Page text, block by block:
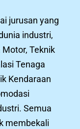
jurusan yang
industri,
Motor, Teknik
Tenaga
Kendaraan
Semua
membekali